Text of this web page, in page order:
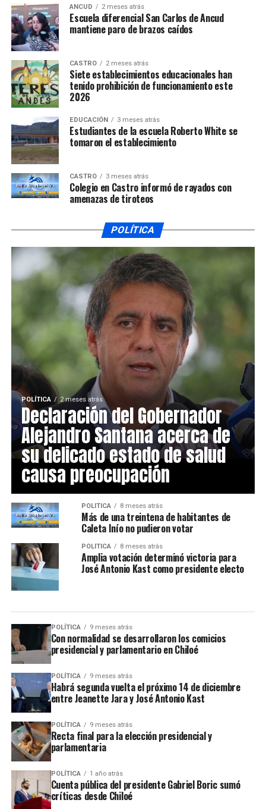
ANCUD 2 meses atrás
Escuela diferencial San Carlos de Ancud
mantiene paro de brazos caídos
CASTRO 2 meses atrás
Siete establecimientos educacionales han
tenido prohibición de funcionamiento este
2026
EDUCACIÓN 3 meses atrás
Estudiantes de la escuela Roberto White se
tomaron el establecimiento
CASTRO 3 meses atrás
Colegio en Castro informó de rayados con
amenazas de tiroteos
POLÍTICA
POLÍTICA 2 meses atrás
Declaración del Gobernador
Alejandro Santana acerca de
su delicado estado de salud
causa preocupación
POLÍTICA 8 meses atrás
Más de una treintena de habitantes de
Caleta Inío no pudieron votar
POLÍTICA 8 meses atrás
Amplia votación determinó victoria para
José Antonio Kast como presidente electo
POLÍTICA 9 meses atrás
Con normalidad se desarrollaron los comicios
presidencial y parlamentario en Chiloé
POLÍTICA 9 meses atrás
Habrá segunda vuelta el próximo 14 de diciembre
entre Jeanette Jara y José Antonio Kast
POLÍTICA 9 meses atrás
Recta final para la elección presidencial y
parlamentaria
POLÍTICA 1 año atrás
Cuenta pública del presidente Gabriel Boric sumó
críticas desde Chiloé